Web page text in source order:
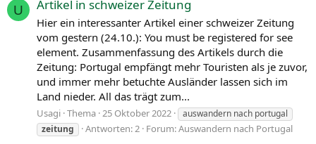
m
U Artikel in schweizer Zeitung
Hier ein interessanter Artikel einer schweizer Zeitung
vom gestern (24.10.): You must be registered for see
element. Zusammenfassung des Artikels durch die
Zeitung: Portugal empfängt mehr Touristen als je zuvor,
und immer mehr betuchte Ausländer lassen sich im
Land nieder. All das trägt zum...
Usagi Thema 25 Oktober 2022
auswandern nach portugal
zeitung
Antworten: 2 Forum:Auswandern nach Portugal